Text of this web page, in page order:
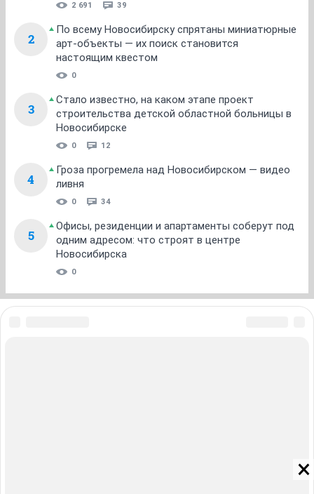
2 691 39
2
По всему Новосибирску спрятаны миниатюрные
арт-объекты — их поиск становится
настоящим квестом
0
3
Стало известно, на каком этапе проект
строительства детской областной больницы в
Новосибирске
0 12
4
Гроза прогремела над Новосибирском — видео
ливня
0 34
5
Офисы, резиденции и апартаменты соберут под
одним адресом: что строят в центре
Новосибирска
0